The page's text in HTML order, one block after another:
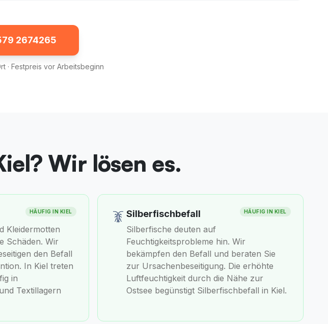
2674265
· Festpreis vor Arbeitsbeginn
Wir lösen es.
HÄUFIG IN KIEL
Kleidermotten
Schäden. Wir
den Befall
In Kiel treten
in
Textillagern
Silberfischbefall HÄUFIG IN KIEL
Silberfische deuten auf
Feuchtigkeitsprobleme hin. Wir
bekämpfen den Befall und beraten Sie
zur Ursachenbeseitigung. Die erhöhte
Luftfeuchtigkeit durch die Nähe zur
Ostsee begünstigt Silberfischbefall in Kiel.